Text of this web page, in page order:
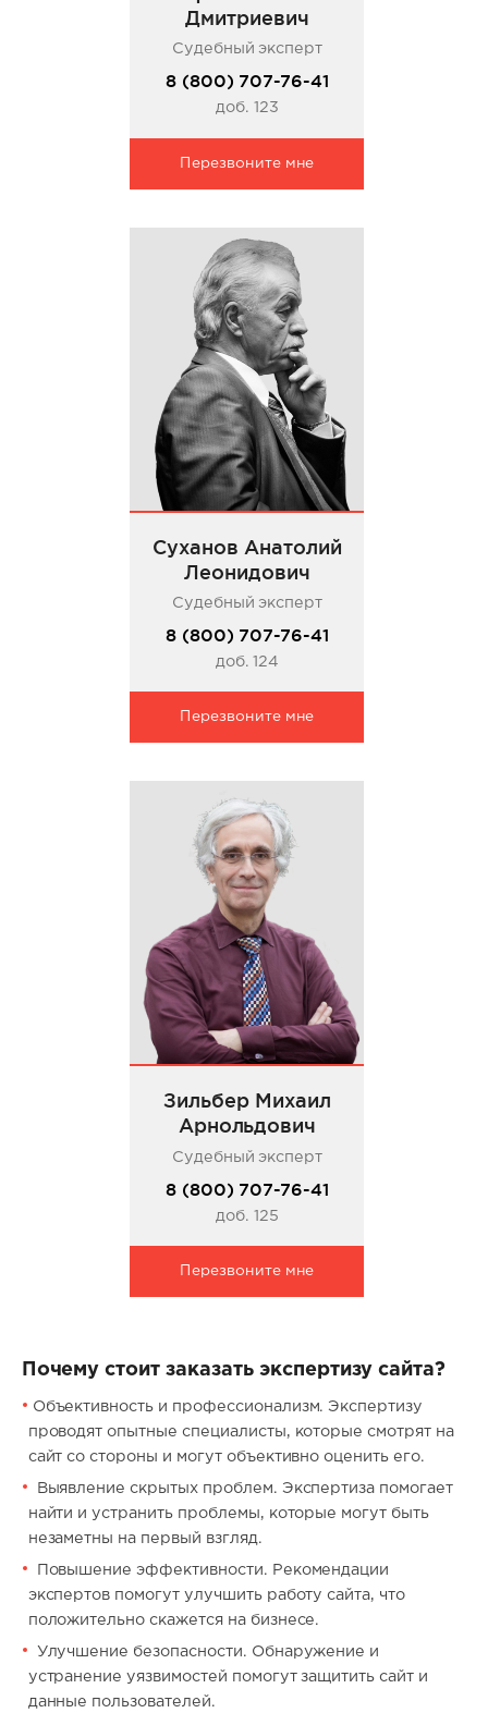
Дмитриевич
Судебный эксперт
8 (800) 707-76-41
доб. 123
Перезвоните мне
Суханов Анатолий
Леонидович
Судебный эксперт
8 (800) 707-76-41
доб. 124
Перезвоните мне
Зильбер Михаил
Арнольдович
Судебный эксперт
8 (800) 707-76-41
доб. 125
Перезвоните мне
Почему стоит заказать экспертизу сайта?
Объективность и профессионализм. Экспертизу
проводят опытные специалисты, которые смотрят на
сайт со стороны и могут объективно оценить его.
Выявление скрытых проблем. Экспертиза помогает
найти и устранить проблемы, которые могут быть
незаметны на первый взгляд.
Повышение эффективности. Рекомендации
экспертов помогут улучшить работу сайта, что
положительно скажется на бизнесе.
Улучшение безопасности. Обнаружение и
устранение уязвимостей помогут защитить сайт и
данные пользователей.